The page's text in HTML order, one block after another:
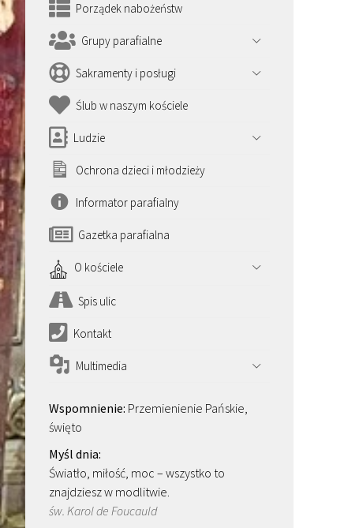
Porządek nabożeństw
Grupy parafialne
Sakramenty i posługi
Ślub w naszym kościele
Ludzie
Ochrona dzieci i młodzieży
Informator parafialny
Gazetka parafialna
O kościele
Spis ulic
Kontakt
Multimedia
Przemienienie Pańskie,
święto
Światło, miłość, moc – wszystko to
znajdziesz w modlitwie.
św. Karol de Foucauld